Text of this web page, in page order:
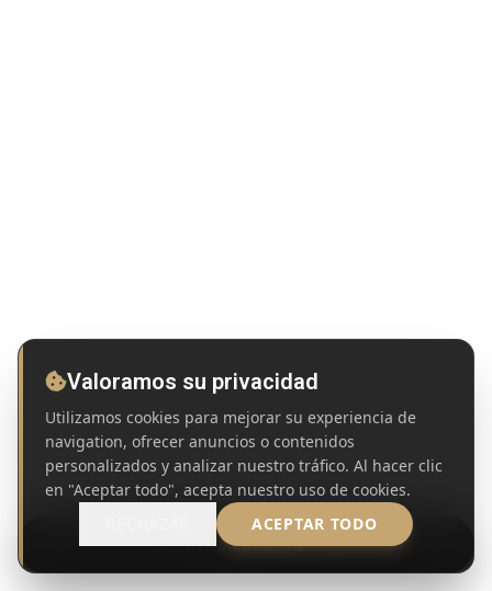
Propiedades
Valoramos su privacidad
Utilizamos cookies para mejorar su experiencia de
navigation, ofrecer anuncios o contenidos
personalizados y analizar nuestro tráfico. Al hacer clic
en "Aceptar todo", acepta nuestro uso de cookies.
ACEPTAR TODO